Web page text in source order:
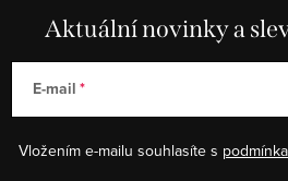
Aktuální novinky a
E-mail
Vložením e-mailu souhlasíte s